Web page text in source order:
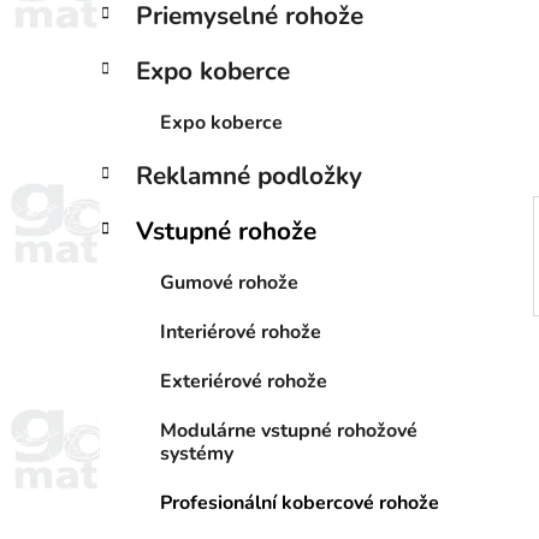
a
n
e
i
Priemyselné rohože
Expo koberce
Expo koberce
Reklamné podložky
Vstupné rohože
Gumové rohože
Interiérové rohože
Exteriérové rohože
Modulárne vstupné rohožové
systémy
Profesionální kobercové rohože